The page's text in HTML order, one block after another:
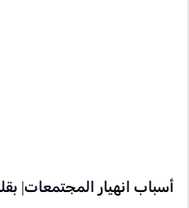
أسباب انهيار المجتمعات|